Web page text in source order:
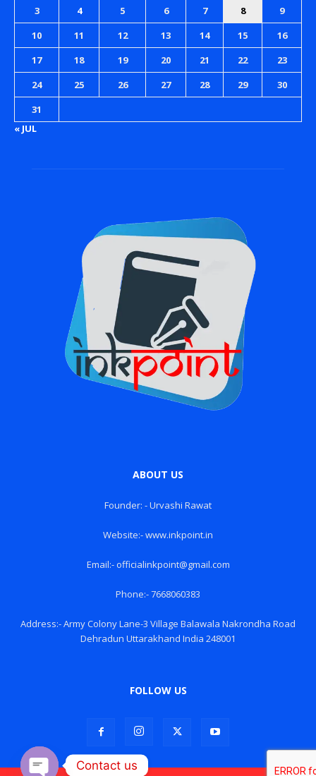
3
4 5 6 7 8
9
10
11 12 13 14 15
16
17
18 19 20 21 22
23
24
25 26 27 28 29
30
31
« JUL
ABOUT US
Founder: - Urvashi Rawat
Website:- www.inkpoint.in
Email:- officialinkpoint@gmail.com
Phone:- 7668060383
Address:- Army Colony Lane-3 Village Balawala Nakrondha Road
Dehradun Uttarakhand India 248001
FOLLOW US
Contact us